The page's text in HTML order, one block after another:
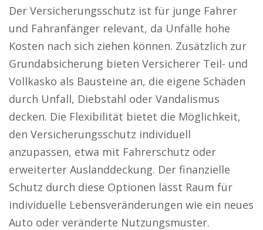
Der Versicherungsschutz ist für junge Fahrer
und Fahranfänger relevant, da Unfälle hohe
Kosten nach sich ziehen können. Zusätzlich zur
Grundabsicherung bieten Versicherer Teil- und
Vollkasko als Bausteine an, die eigene Schäden
durch Unfall, Diebstahl oder Vandalismus
decken. Die Flexibilität bietet die Möglichkeit,
den Versicherungsschutz individuell
anzupassen, etwa mit Fahrerschutz oder
erweiterter Auslanddeckung. Der finanzielle
Schutz durch diese Optionen lässt Raum für
individuelle Lebensveränderungen wie ein neues
Auto oder veränderte Nutzungsmuster.